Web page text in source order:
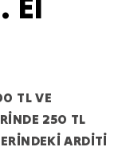
TL VE
250 TL
ARDİTİ